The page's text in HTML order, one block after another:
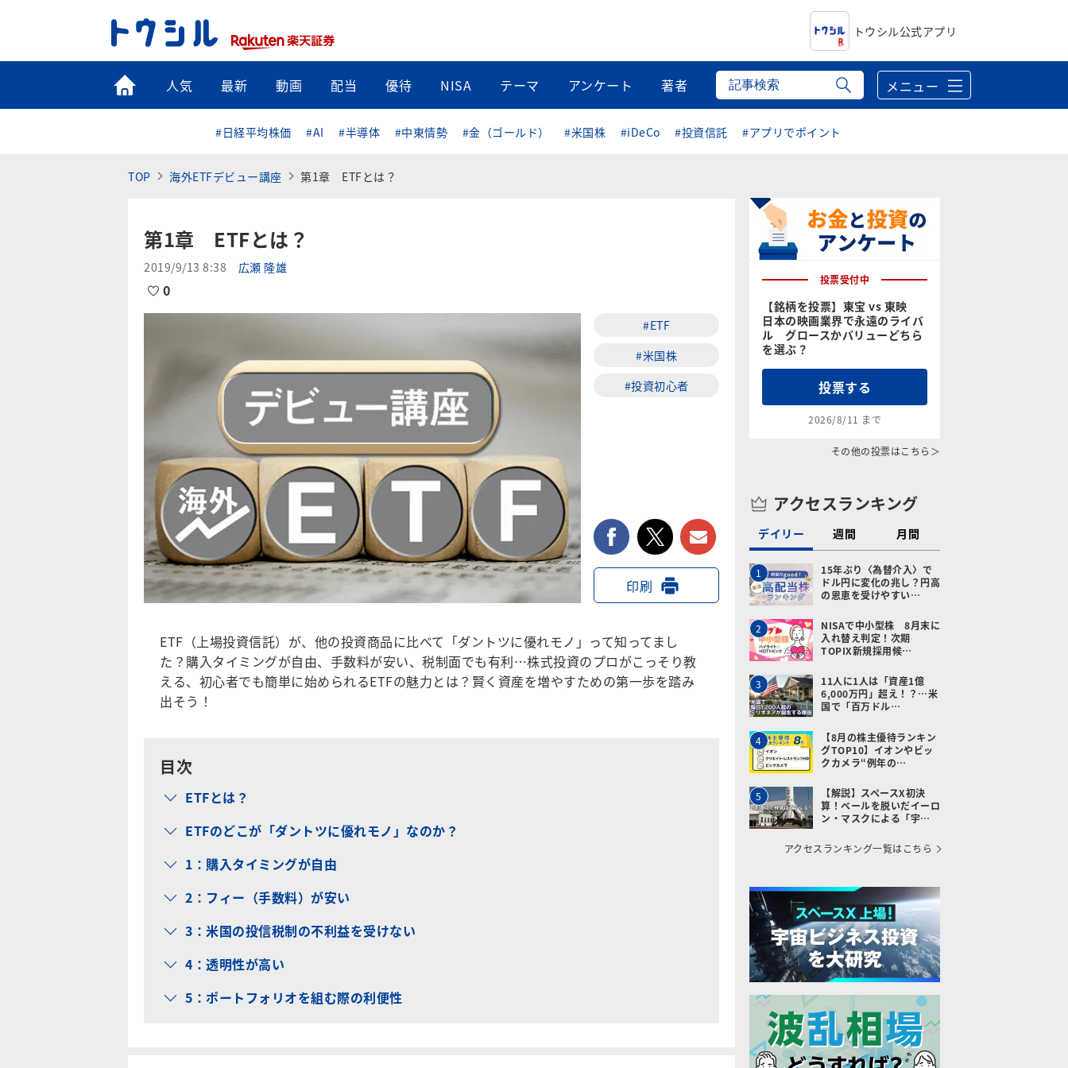
トウシル公式アプリ
トップ
人気 最新 動画 配当 優待 NISA テーマ アンケート 著者 メニュー
#日経平均株価 #AI #半導体 #中東情勢 #金（ゴールド） #米国株 #iDeCo #投資信託 #アプリでポイント
TOP 海外ETFデビュー講座 第1章 ETFとは？
第1章 ETFとは？
2019/9/13 8:38 広瀬 隆雄
0
#ETF
#米国株
#投資初心者
facebooktwitter メールで送る
印刷
ETF（上場投資信託）が、他の投資商品に比べて「ダントツに優れモノ」って知ってまし
た？購入タイミングが自由、手数料が安い、税制面でも有利…株式投資のプロがこっそり教
える、初心者でも簡単に始められるETFの魅力とは？賢く資産を増やすための第一歩を踏み
出そう！
目次
ETFとは？
ETFのどこが「ダントツに優れモノ」なのか？
1：購入タイミングが自由
2：フィー（手数料）が安い
3：米国の投信税制の不利益を受けない
4：透明性が高い
5：ポートフォリオを組む際の利便性
投票受付中
【銘柄を投票】東宝 vs 東映
日本の映画業界で永遠のライバ
ル グロースかバリューどちら
を選ぶ？
投票する
2026/8/11 まで
その他の投票はこちら＞
アクセスランキング
デイリー 週間 月間
1
15年ぶり〈為替介入〉で
ドル円に変化の兆し？円高
の恩恵を受けやすい…
2
NISAで中小型株 8月末に
入れ替え判定！次期
TOPIX新規採用候…
3
11人に1人は「資産1億
6,000万円」超え！？…米
国で「百万ドル…
4
【8月の株主優待ランキン
グTOP10】イオンやビッ
クカメラ“例年の…
5
【解説】スペースX初決
算！ベールを脱いだイーロ
ン・マスクによる「宇…
アクセスランキング一覧はこちら